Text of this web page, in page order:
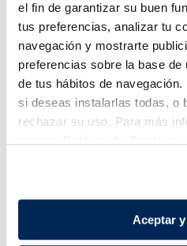
el fin de garantizar su buen
tus preferencias, analizar tu
navegación y mostrarte
preferencias sobre la base
de tus hábitos de navegación.
si deseas instalarlas todas, o
rechazar su uso. Para más
Aceptar
¡Combínalo y hazte
Sin espinas Sin piel